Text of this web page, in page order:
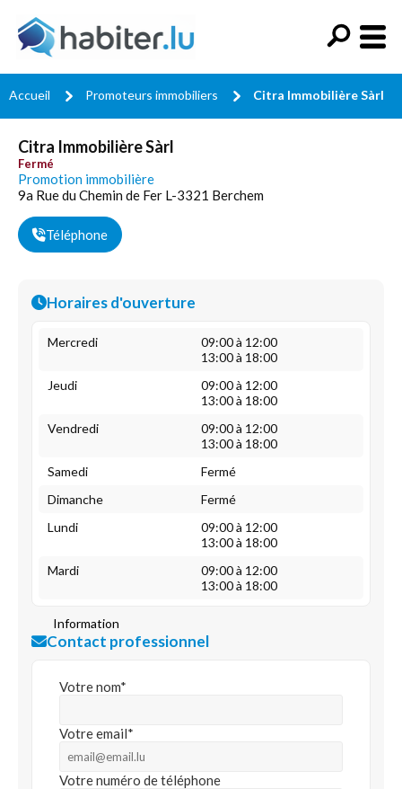
Accueil Promoteurs immobiliers Citra Immobilière Sàrl
Citra Immobilière Sàrl
Fermé
Promotion immobilière
9a Rue du Chemin de Fer L-3321 Berchem
Téléphone
Horaires d'ouverture
Mercredi
09:00 à 12:00
13:00 à 18:00
Jeudi
09:00 à 12:00
13:00 à 18:00
Vendredi
09:00 à 12:00
13:00 à 18:00
Samedi
Fermé
Dimanche
Fermé
Lundi
09:00 à 12:00
13:00 à 18:00
Mardi
09:00 à 12:00
13:00 à 18:00
Information
Contact professionnel
Votre nom*
Votre email*
Votre numéro de téléphone